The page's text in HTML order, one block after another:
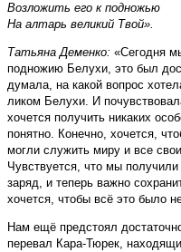
Возложить его к подножью
На алтарь великий Твой».
Татьяна Деменко: «Сегодня
подножию Белухи, это был
думала, на какой вопрос
ликом Белухи. И
хочется получить никаких
понятно. Конечно, хочется,
могли служить миру и все
Чувствуется, что мы
заряд, и теперь важно
хочется, чтобы всё это было
Нам ещё предстоял
перевал Кара-Тюрек,